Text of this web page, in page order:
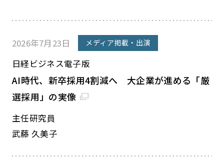
2026年7月23日 メディア掲載・出演
日経ビジネス電子版
AI時代、新卒採用4割減へ 大企業が進める「厳
選採用」の実像
主任研究員
武藤 久美子